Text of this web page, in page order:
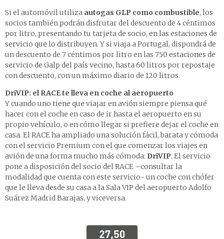
Si el automóvil utiliza autogas GLP como combustible, los
socios también podrán disfrutar del descuento de 4 céntimos
por litro, presentando tu tarjeta de socio, en las estaciones de
servicio que lo distribuyen. Y si viaja a Portugal, dispondrá de
un descuento de 7 céntimos por litro en las 750 estaciones de
servicio de Galp del país vecino, hasta 60 litros por repostaje
con descuento, con un máximo diario de 120 litros.
DriVIP: el RACE te lleva en coche al aeropuerto
Y cuando uno tiene que viajar en avión siempre piensa qué
hacer con el coche en caso de ir hasta el aeropuerto en su
propio vehículo, o en cómo llegar si prefiere dejar el coche en
casa. El RACE ha ampliado una solución fácil, barata y cómoda
con el servicio Premium con el que comenzar los viajes en
avión de una forma mucho más cómoda: DriVIP. El servicio
pone a disposición del socio del RACE –consultar la
modalidad que cuenta con este servicio- un coche con chófer
que le lleva desde su casa a la Sala VIP del aeropuerto Adolfo
Suárez Madrid Barajas, y viceversa.